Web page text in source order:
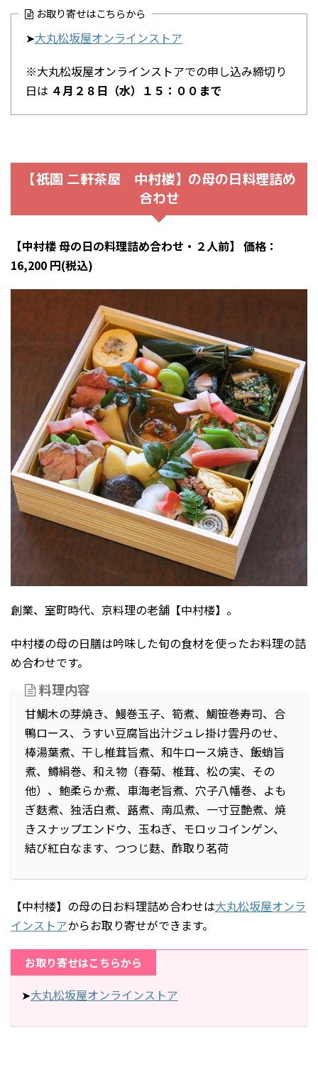
お取り寄せはこちらから
➤大丸松坂屋オンラインストア
※大丸松坂屋オンラインストアでの申し込み締切り
日は ４月２８日（水）１５：００まで
【祇園 二軒茶屋 中村楼】の母の日料理詰め
合わせ
【中村楼 母の日の料理詰め合わせ・２人前】 価格：
16,200 円(税込)
創業、室町時代、京料理の老舗【中村楼】。
中村楼の母の日膳は吟味した旬の食材を使ったお料理の詰
め合わせです。
料理内容
甘鯛木の芽焼き、鰻巻玉子、筍煮、鯛笹巻寿司、合
鴨ロース、うすい豆腐旨出汁ジュレ掛け雲丹のせ、
棒湯葉煮、干し椎茸旨煮、和牛ロース焼き、飯蛸旨
煮、鱒絹巻、和え物（春菊、椎茸、松の実、その
他）、鮑柔らか煮、車海老旨煮、穴子八幡巻、よも
ぎ麩煮、独活白煮、蕗煮、南瓜煮、一寸豆艶煮、焼
きスナップエンドウ、玉ねぎ、モロッコインゲン、
結び紅白なます、つつじ麩、酢取り茗荷
【中村楼】の母の日お料理詰め合わせは大丸松坂屋オンラ
インストアからお取り寄せができます。
お取り寄せはこちらから
➤大丸松坂屋オンラインストア